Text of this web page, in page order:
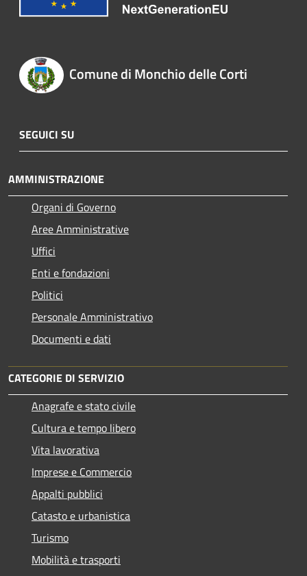
Comune di Monchio delle Corti
SEGUICI SU
AMMINISTRAZIONE
Organi di Governo
Aree Amministrative
Uffici
Enti e fondazioni
Politici
Personale Amministrativo
Documenti e dati
CATEGORIE DI SERVIZIO
Anagrafe e stato civile
Cultura e tempo libero
Vita lavorativa
Imprese e Commercio
Appalti pubblici
Catasto e urbanistica
Turismo
Mobilità e trasporti